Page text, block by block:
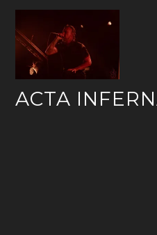
Skip
content
ACTA